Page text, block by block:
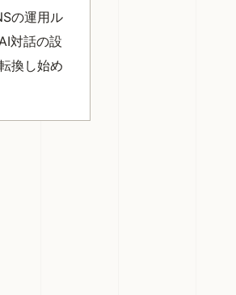
の運用ル
対話の設
換し始め